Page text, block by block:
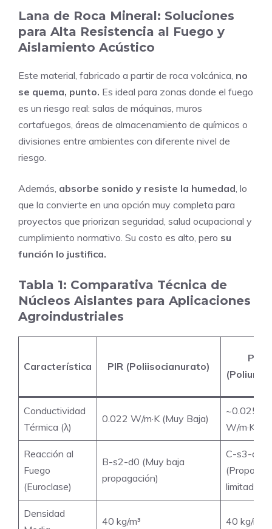
Lana de Roca Mineral: Soluciones
para Alta Resistencia al Fuego y
Aislamiento Acústico
Este material, fabricado a partir de roca volcánica, no
se quema, punto. Es ideal para zonas donde el fuego
es un riesgo real: salas de máquinas, muros
cortafuegos, áreas de almacenamiento de químicos o
divisiones entre ambientes con diferente nivel de
riesgo.
Además, absorbe sonido y resiste la humedad, lo
que la convierte en una opción muy completa para
proyectos que priorizan seguridad, salud ocupacional y
cumplimiento normativo. Su costo es alto, pero su
función lo justifica.
Tabla 1: Comparativa Técnica de
Núcleos Aislantes para Aplicaciones
Agroindustriales
Característica PIR (Poliisocianurato)
PUR
Conductividad
Térmica (λ)
0.022 W/m·K (Muy Baja)
~0.025
W/m·K
Reacción al
Fuego
(Euroclase)
B-s2-d0 (Muy baja
propagación)
C-s3-d0
limitada)
Densidad
40 kg/m³ 40 kg/m³